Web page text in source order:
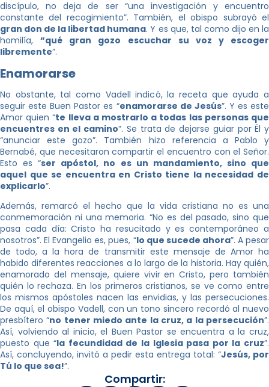
discípulo, no deja de ser “una investigación y encuentro
constante del recogimiento”. También, el obispo subrayó el
gran don de la libertad humana. Y es que, tal como dijo en la
homilía,“qué gran gozo escuchar su voz y escoger
libremente”.
Enamorarse
No obstante, tal como Vadell indicó, la receta que ayuda a
seguir este Buen Pastor es “enamorarse de Jesús”. Y es este
Amor quien “te lleva a mostrarlo a todas las personas que
encuentres en el camino”. Se trata de dejarse guiar por Él y
“anunciar este gozo”. También hizo referencia a Pablo y
Bernabé, que necesitaron compartir el encuentro con el Señor.
Esto es “ser apóstol, no es un mandamiento, sino que
aquel que se encuentra en Cristo tiene la necesidad de
explicarlo”.
Además, remarcó el hecho que la vida cristiana no es una
conmemoración ni una memoria. “No es del pasado, sino que
pasa cada día: Cristo ha resucitado y es contemporáneo a
nosotros”. El Evangelio es, pues, “lo que sucede ahora”. A pesar
de todo, a la hora de transmitir este mensaje de Amor ha
habido diferentes reacciones a lo largo de la historia. Hay quién,
enamorado del mensaje, quiere vivir en Cristo, pero también
quién lo rechaza. En los primeros cristianos, se ve como entre
los mismos apóstoles nacen las envidias, y las persecuciones.
De aquí, el obispo Vadell, con un tono sincero recordó al nuevo
presbítero “no tener miedo ante la cruz, a la persecución”.
Así, volviendo al inicio, el Buen Pastor se encuentra a la cruz,
puesto que “la fecundidad de la Iglesia pasa por la cruz”.
Así, concluyendo, invitó a pedir esta entrega total: “Jesús, por
Tú lo que sea!”.
Compartir: